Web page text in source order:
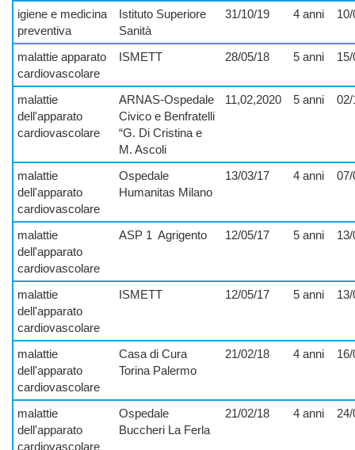
igiene e medicina
preventiva
Istituto Superiore
Sanità
31/10/19 4 anni
malattie apparato
cardiovascolare
ISMETT 28/05/18 5 anni
malattie
dell'apparato
cardiovascolare
ARNAS-Ospedale
Civico e Benfratelli
“G. Di Cristina e
M. Ascoli
11,02,2020 5 anni 02/
malattie
dell'apparato
cardiovascolare
Ospedale
Humanitas Milano
13/03/17 4 anni 07/
malattie
dell'apparato
cardiovascolare
ASP 1 Agrigento 12/05/17 5 anni
malattie
dell'apparato
cardiovascolare
ISMETT 12/05/17 5 anni
malattie
dell'apparato
cardiovascolare
Casa di Cura
Torina Palermo
21/02/18 4 anni
malattie
dell'apparato
cardiovascolare
Ospedale
Buccheri La Ferla
21/02/18 4 anni 24/